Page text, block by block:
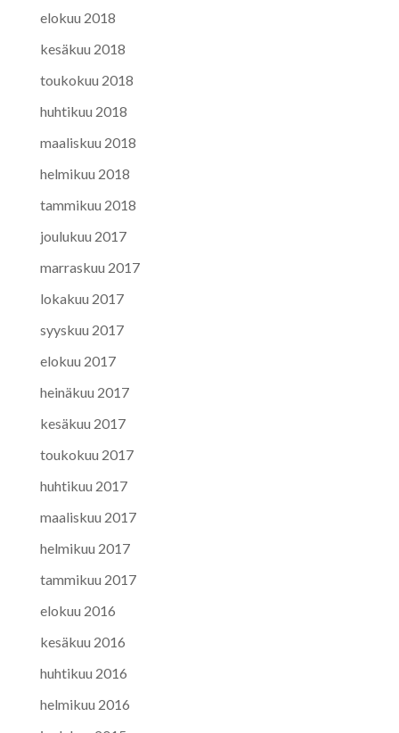
elokuu 2018
kesäkuu 2018
toukokuu 2018
huhtikuu 2018
maaliskuu 2018
helmikuu 2018
tammikuu 2018
joulukuu 2017
marraskuu 2017
lokakuu 2017
syyskuu 2017
elokuu 2017
heinäkuu 2017
kesäkuu 2017
toukokuu 2017
huhtikuu 2017
maaliskuu 2017
helmikuu 2017
tammikuu 2017
elokuu 2016
kesäkuu 2016
huhtikuu 2016
helmikuu 2016